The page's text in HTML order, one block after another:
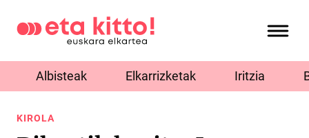
Albisteak Elkarrizketak Iritzia
KIROLA